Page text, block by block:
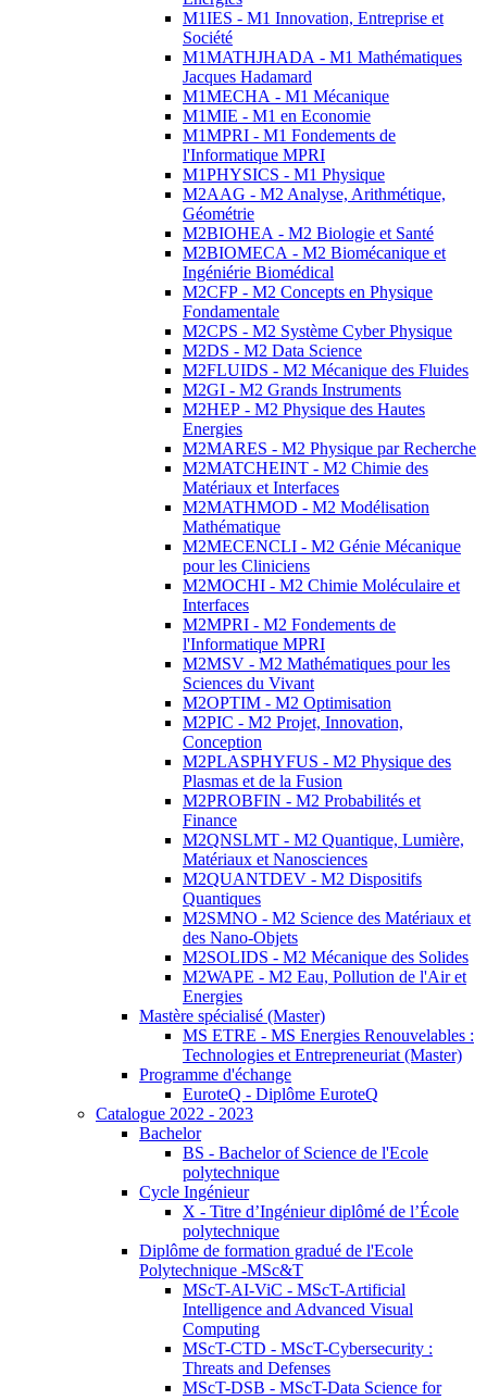
M1IES - M1 Innovation, Entreprise et
Société
M1MATHJHADA - M1 Mathématiques
Jacques Hadamard
M1MECHA - M1 Mécanique
M1MIE - M1 en Economie
M1MPRI - M1 Fondements de
l'Informatique MPRI
M1PHYSICS - M1 Physique
M2AAG - M2 Analyse, Arithmétique,
Géométrie
M2BIOHEA - M2 Biologie et Santé
M2BIOMECA - M2 Biomécanique et
Ingéniérie Biomédical
M2CFP - M2 Concepts en Physique
Fondamentale
M2CPS - M2 Système Cyber Physique
M2DS - M2 Data Science
M2FLUIDS - M2 Mécanique des Fluides
M2GI - M2 Grands Instruments
M2HEP - M2 Physique des Hautes
Energies
M2MARES - M2 Physique par Recherche
M2MATCHEINT - M2 Chimie des
Matériaux et Interfaces
M2MATHMOD - M2 Modélisation
Mathématique
M2MECENCLI - M2 Génie Mécanique
pour les Cliniciens
M2MOCHI - M2 Chimie Moléculaire et
Interfaces
M2MPRI - M2 Fondements de
l'Informatique MPRI
M2MSV - M2 Mathématiques pour les
Sciences du Vivant
M2OPTIM - M2 Optimisation
M2PIC - M2 Projet, Innovation,
Conception
M2PLASPHYFUS - M2 Physique des
Plasmas et de la Fusion
M2PROBFIN - M2 Probabilités et
Finance
M2QNSLMT - M2 Quantique, Lumière,
Matériaux et Nanosciences
M2QUANTDEV - M2 Dispositifs
Quantiques
M2SMNO - M2 Science des Matériaux et
des Nano-Objets
M2SOLIDS - M2 Mécanique des Solides
M2WAPE - M2 Eau, Pollution de l'Air et
Energies
Mastère spécialisé (Master)
MS ETRE - MS Energies Renouvelables :
Technologies et Entrepreneuriat (Master)
Programme d'échange
EuroteQ - Diplôme EuroteQ
Catalogue 2022 - 2023
Bachelor
BS - Bachelor of Science de l'Ecole
polytechnique
Cycle Ingénieur
X - Titre d’Ingénieur diplômé de l’École
polytechnique
Diplôme de formation gradué de l'Ecole
Polytechnique -MSc&T
MScT-AI-ViC - MScT-Artificial
Intelligence and Advanced Visual
Computing
MScT-CTD - MScT-Cybersecurity :
Threats and Defenses
MScT-DSB - MScT-Data Science for